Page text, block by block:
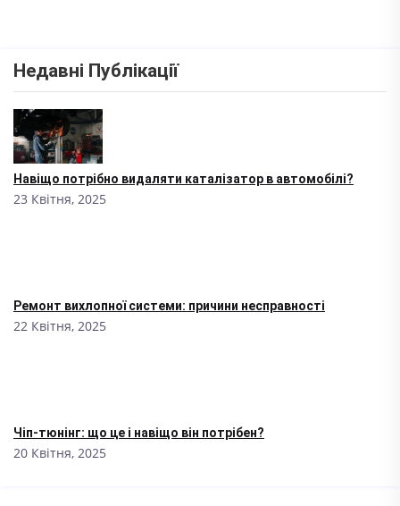
Недавні Публікації
Навіщо потрібно видаляти каталізатор в автомобілі?
23 Квітня, 2025
Ремонт вихлопної системи: причини несправності
22 Квітня, 2025
Чіп-тюнінг: що це і навіщо він потрібен?
20 Квітня, 2025